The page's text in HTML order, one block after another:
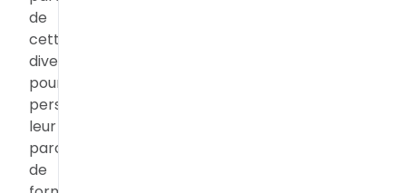
de
cette
diversité
pour
personnaliser
leur
parcours
de